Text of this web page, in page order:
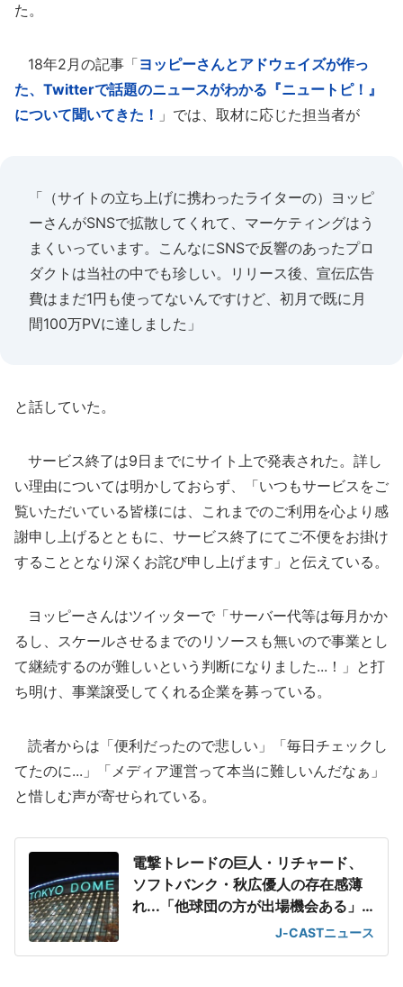
た。
18年2月の記事「ヨッピーさんとアドウェイズが作っ
た、Twitterで話題のニュースがわかる『ニュートピ！』
について聞いてきた！ 」では、取材に応じた担当者が
「（サイトの立ち上げに携わったライターの）ヨッピ
ーさんがSNSで拡散してくれて、マーケティングはう
まくいっています。こんなにSNSで反響のあったプロ
ダクトは当社の中でも珍しい。リリース後、宣伝広告
費はまだ1円も使ってないんですけど、初月で既に月
間100万PVに達しました」
と話していた。
サービス終了は9日までにサイト上で発表された。詳し
い理由については明かしておらず、「いつもサービスをご
覧いただいている皆様には、これまでのご利用を心より感
謝申し上げるとともに、サービス終了にてご不便をお掛け
することとなり深くお詫び申し上げます」と伝えている。
ヨッピーさんはツイッターで「サーバー代等は毎月かか
るし、スケールさせるまでのリソースも無いので事業とし
て継続するのが難しいという判断になりました...！」と打
ち明け、事業譲受してくれる企業を募っている。
読者からは「便利だったので悲しい」「毎日チェックし
てたのに...」「メディア運営って本当に難しいんだなぁ」
と惜しむ声が寄せられている。
電撃トレードの巨人・リチャード、
ソフトバンク・秋広優人の存在感薄
れ...「他球団の方が出場機会ある」
J-CASTニュース